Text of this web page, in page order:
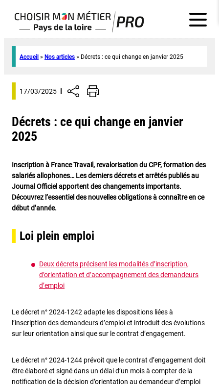
Accueil » Nos articles » Décrets : ce qui change en janvier 2025
17/03/2025
Décrets : ce qui change en janvier
2025
Inscription à France Travail, revalorisation du CPF, formation des
salariés allophones… Les derniers décrets et arrêtés publiés au
Journal Officiel apportent des changements importants.
Découvrez l’essentiel des nouvelles obligations à connaître en ce
début d’année.
Loi plein emploi
Deux décrets précisent les modalités d’inscription,
d’orientation et d’accompagnement des demandeurs
d’emploi
Le décret n° 2024-1242 adapte les dispositions liées à
l’inscription des demandeurs d’emploi et introduit des évolutions
sur leur orientation ainsi que sur le contrat d’engagement.
Le décret n° 2024-1244 prévoit que le contrat d’engagement doit
être élaboré et signé dans un délai d’un mois à compter de la
notification de la décision d’orientation au demandeur d’emploi